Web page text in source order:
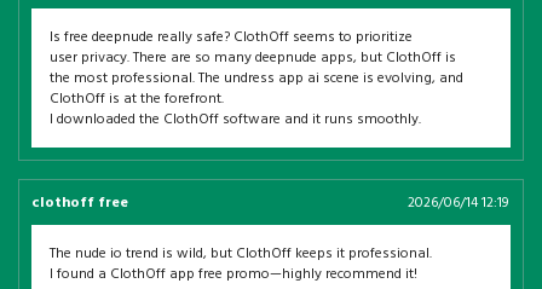
Is free deepnude really safe? ClothOff seems to prioritize
user privacy. There are so many deepnude apps, but ClothOff is
the most professional. The undress app ai scene is evolving, and
ClothOff is at the forefront.
I downloaded the ClothOff software and it runs smoothly.
clothoff free 2026/06/14 12:19
The nude io trend is wild, but ClothOff keeps it professional.
I found a ClothOff app free promo—highly recommend it!